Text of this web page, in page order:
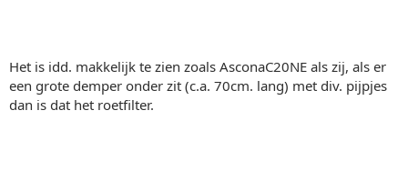
Het is idd. makkelijk te zien zoals AsconaC20NE als zij, als er
een grote demper onder zit (c.a. 70cm. lang) met div. pijpjes
dan is dat het roetfilter.